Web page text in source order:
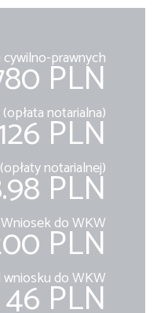
prawnych
PLN
notarialna)
PLN
notarialnej)
PLN
Wniosek do WKW
PLN
do WKW
46 PLN